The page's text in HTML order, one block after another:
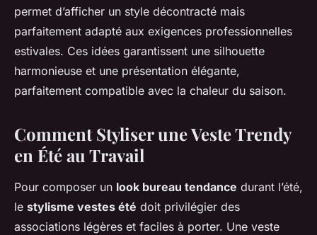
permet d’afficher un style décontracté mais
parfaitement adapté aux exigences professionnelles
estivales. Ces idées garantissent une silhouette
harmonieuse et une présentation élégante,
parfaitement compatible avec la chaleur du saison.
Comment Styliser une Veste Trendy
en Été au Travail
Pour composer un look bureau tendance durant l’été,
le stylisme vestes été doit privilégier des
associations légères et faciles à porter. Une veste